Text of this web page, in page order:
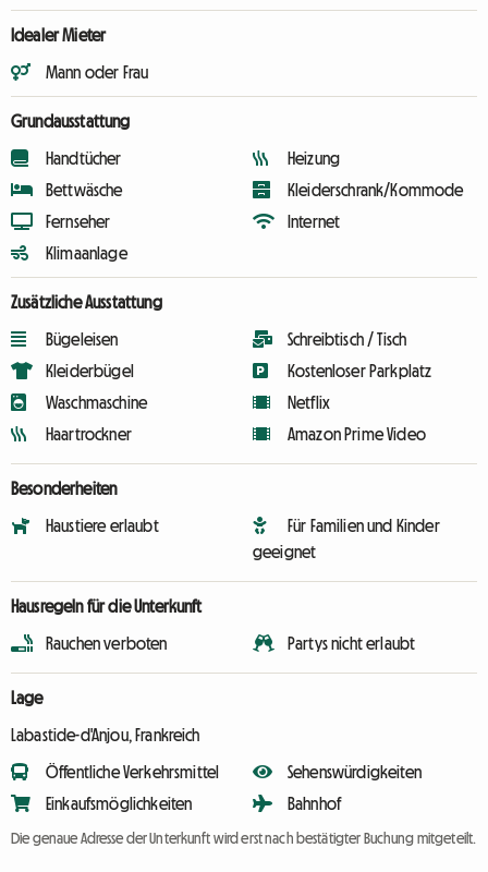
Idealer Mieter
Mann oder Frau
Grundausstattung
Handtücher
Bettwäsche
Fernseher
Klimaanlage
Heizung
Kleiderschrank/Kommode
Internet
Zusätzliche Ausstattung
Bügeleisen
Kleiderbügel
Waschmaschine
Haartrockner
Schreibtisch / Tisch
Kostenloser Parkplatz
Netflix
Amazon Prime Video
Besonderheiten
Haustiere erlaubt
Für Familien und Kinder
geeignet
Hausregeln für die Unterkunft
Rauchen verboten Partys nicht erlaubt
Lage
Labastide-d'Anjou, Frankreich
Öffentliche Verkehrsmittel
Einkaufsmöglichkeiten
Sehenswürdigkeiten
Bahnhof
Die genaue Adresse der Unterkunft wird erst nach bestätigter Buchung mitgeteilt.